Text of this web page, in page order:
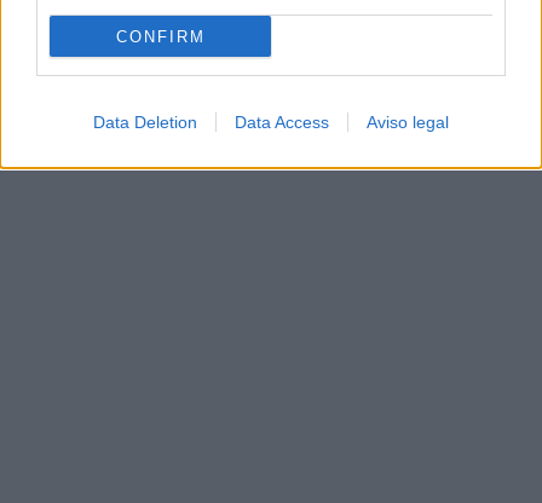
CONFIRM
Data Deletion Data Access Aviso legal